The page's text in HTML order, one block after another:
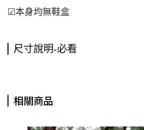
☑本身均無鞋盒
尺寸說明-必看
相關商品